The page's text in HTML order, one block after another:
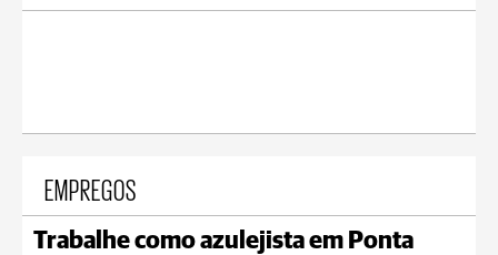
EMPREGOS
Trabalhe como azulejista em Ponta